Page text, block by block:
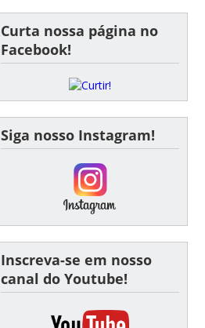
Curta nossa página no
Facebook!
Siga nosso Instagram!
Inscreva-se em nosso
canal do Youtube!